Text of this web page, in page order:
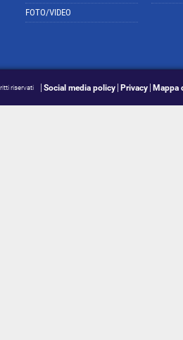
FOTO/VIDEO
riservati Social media policy Privacy Mappa